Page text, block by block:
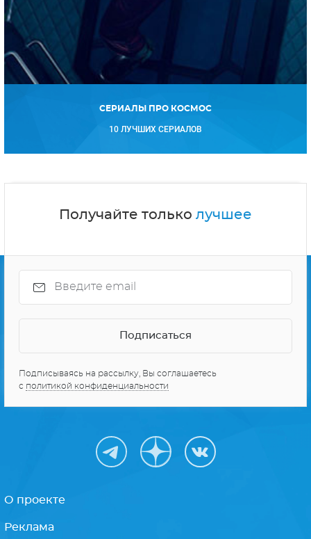
СЕРИАЛЫ ПРО КОСМОС
10 ЛУЧШИХ СЕРИАЛОВ
Получайте только лучшее
Подписываясь на рассылку, Вы соглашаетесь
с политикой конфиденциальности
О проекте
Реклама